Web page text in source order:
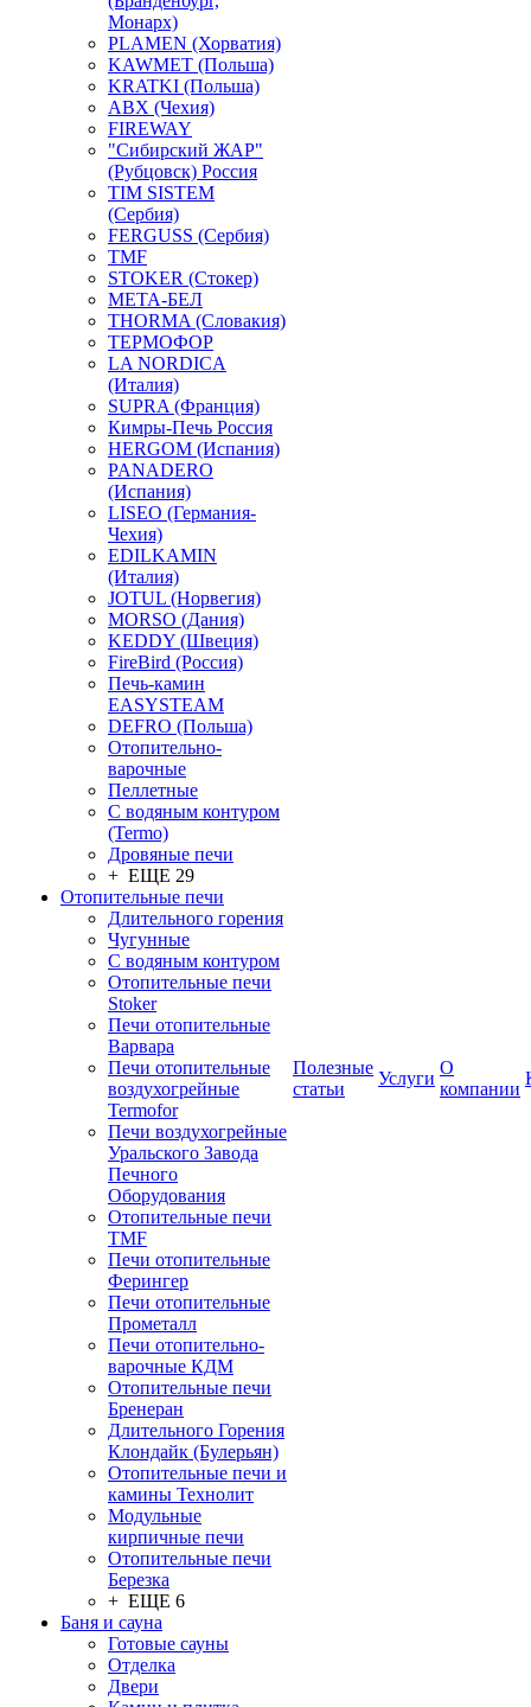
Монарх)
PLAMEN (Хорватия)
KAWMET (Польша)
KRATKI (Польша)
ABX (Чехия)
FIREWAY
"Сибирский ЖАР"
(Рубцовск) Россия
TIM SISTEM
(Сербия)
FERGUSS (Сербия)
TMF
STOKER (Стокер)
МЕТА-БЕЛ
THORMA (Словакия)
ТЕРМОФОР
LA NORDICA
(Италия)
SUPRA (Франция)
Кимры-Печь Россия
HERGOM (Испания)
PANADERO
(Испания)
LISEO (Германия-
Чехия)
EDILKAMIN
(Италия)
JOTUL (Норвегия)
MORSO (Дания)
KEDDY (Швеция)
FireBird (Россия)
Печь-камин
EASYSTEAM
DEFRO (Польша)
Отопительно-
варочные
Пеллетные
С водяным контуром
(Termo)
Дровяные печи
+ ЕЩЕ 29
Отопительные печи
Длительного горения
Чугунные
C водяным контуром
Отопительные печи
Stoker
Печи отопительные
Варвара
Печи отопительные
воздухогрейные
Termofor
Печи воздухогрейные
Уральского Завода
Печного
Оборудования
Отопительные печи
TMF
Печи отопительные
Ферингер
Печи отопительные
Прометалл
Печи отопительно-
варочные КДМ
Отопительные печи
Бренеран
Длительного Горения
Клондайк (Булерьян)
Отопительные печи и
камины Технолит
Модульные
кирпичные печи
Отопительные печи
Березка
+ ЕЩЕ 6
Баня и сауна
Готовые сауны
Отделка
Двери
Полезные
статьи
Услуги
О
компании